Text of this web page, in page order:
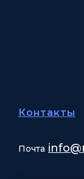
Контакты
Почта info